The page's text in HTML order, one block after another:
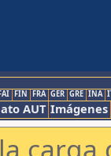
FIN FRA GER GRE INA
AUT Imágenes